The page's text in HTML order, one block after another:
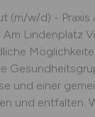
(m/w/d) -
Am Lindenplatz
und einer
und entfalten.